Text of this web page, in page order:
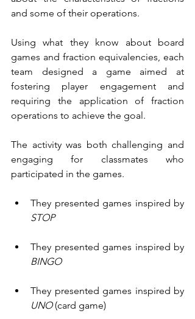
and some of their operations.
Using what they know about board
games and fraction equivalencies, each
team designed a game aimed at
fostering player engagement and
requiring the application of fraction
operations to achieve the goal.
The activity was both challenging and
engaging for classmates who
participated in the games.
STOP
BINGO
UNO (card game)